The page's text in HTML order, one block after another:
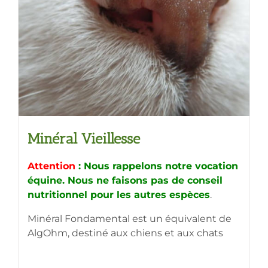
Minéral Vieillesse
Attention : Nous rappelons notre vocation
équine. Nous ne faisons pas de conseil
nutritionnel pour les autres espèces.
Minéral Fondamental est un équivalent de
AlgOhm, destiné aux chiens et aux chats